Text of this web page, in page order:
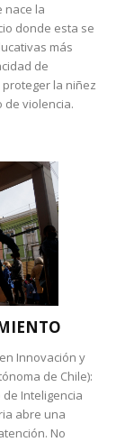
nace la
donde esta se
más
de
la niñez
de violencia.
Innovación y
de Chile):
Inteligencia
abre una
No